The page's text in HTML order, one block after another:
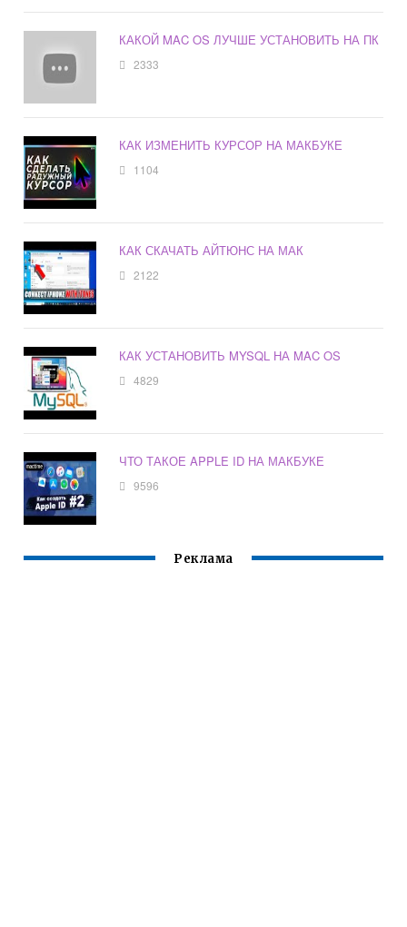
КАКОЙ MAC OS ЛУЧШЕ УСТАНОВИТЬ НА ПК
2333
КАК ИЗМЕНИТЬ КУРСОР НА МАКБУКЕ
1104
КАК СКАЧАТЬ АЙТЮНС НА МАК
2122
КАК УСТАНОВИТЬ MYSQL НА MAC OS
4829
ЧТО ТАКОЕ APPLE ID НА МАКБУКЕ
9596
Реклама